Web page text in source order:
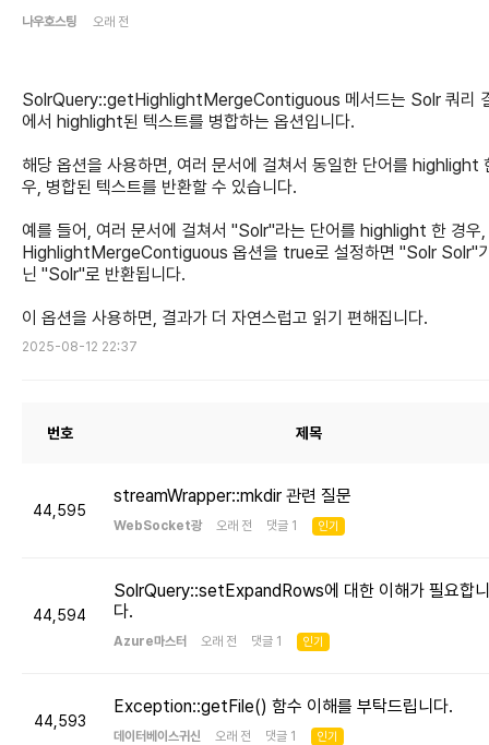
나우호스팅 오래 전
SolrQuery::getHighlightMergeContiguous 메서드는 Solr 쿼리
에서 highlight된 텍스트를 병합하는 옵션입니다.
해당 옵션을 사용하면, 여러 문서에 걸쳐서 동일한 단어를 highlight
우, 병합된 텍스트를 반환할 수 있습니다.
예를 들어, 여러 문서에 걸쳐서 "Solr"라는 단어를 highlight 한 경
HighlightMergeContiguous 옵션을 true로 설정하면 "Solr Solr"
닌 "Solr"로 반환됩니다.
이 옵션을 사용하면, 결과가 더 자연스럽고 읽기 편해집니다.
2025-08-12 22:37
번호 제목
44,595
streamWrapper::mkdir 관련 질문
WebSocket광 오래 전 댓글 1 인기
44,594
SolrQuery::setExpandRows에 대한 이해가 필요합니
다.
Azure마스터 오래 전 댓글 1 인기
44,593
Exception::getFile() 함수 이해를 부탁드립니다.
데이터베이스귀신 오래 전 댓글 1 인기